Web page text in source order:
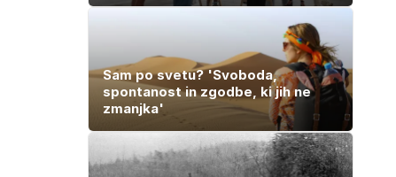
Sam po svetu? 'Svoboda,
spontanost in zgodbe, ki jih ne
zmanjka'